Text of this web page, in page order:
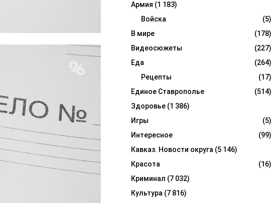
Армия (1 183)
Войска
(5)
В мире
(178)
Видеосюжеты
(227)
Еда
(264)
Рецепты
(17)
Единое Ставрополье
(514)
Здоровье (1 386)
Игры
(5)
Интересное
(99)
Кавказ. Новости округа (5 146)
Красота
(16)
Криминал (7 032)
Культура (7 816)